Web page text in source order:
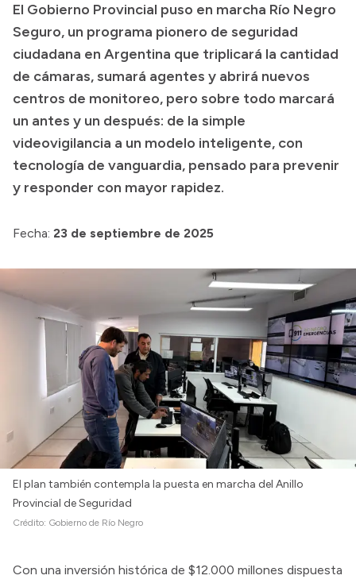
Boletín Oficial
Compras y licitaciones
Consulta de expedientes
Consulta de pago a proveedores
Convocatorias
Intranet
El Gobierno Provincial puso en marcha Río Negro
Seguro, un programa pionero de seguridad
ciudadana en Argentina que triplicará la cantidad
de cámaras, sumará agentes y abrirá nuevos
centros de monitoreo, pero sobre todo marcará
un antes y un después: de la simple
videovigilancia a un modelo inteligente, con
tecnología de vanguardia, pensado para prevenir
y responder con mayor rapidez.
Fecha: 23 de septiembre de 2025
El plan también contempla la puesta en marcha del Anillo
Provincial de Seguridad
Crédito: Gobierno de Río Negro
Con una inversión histórica de $12.000 millones dispuesta